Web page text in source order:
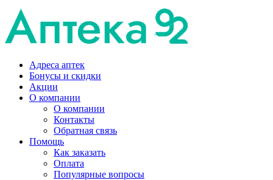
Адреса аптек
Бонусы и скидки
Акции
О компании
О компании
Контакты
Обратная связь
Помощь
Как заказать
Оплата
Популярные вопросы